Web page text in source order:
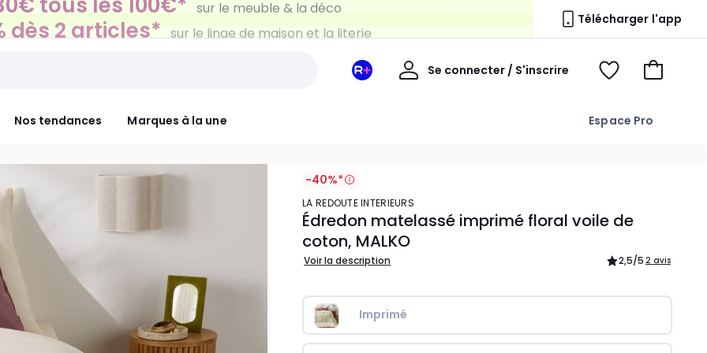
dès 2 articles* Télécharger l'app
Nos tendances Marques à la une Espace Pro
Mon
Se connecter / S'inscrire
Mon
Voir
Voir
-40%*
LA REDOUTE INTERIEURS
Édredon matelassé imprimé floral voile de
coton, MALKO
Voir la description 2,5/5 2 avis
Imprimé